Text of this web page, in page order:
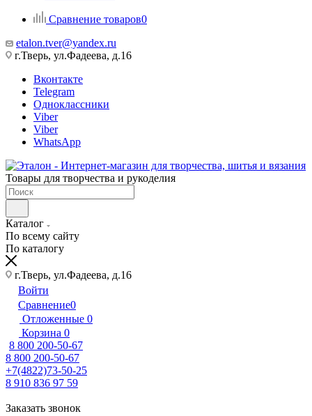
Сравнение товаров0
etalon.tver@yandex.ru
г.Тверь, ул.Фадеева, д.16
Вконтакте
Telegram
Одноклассники
Viber
Viber
WhatsApp
Товары для творчества и рукоделия
Каталог
По всему сайту
По каталогу
г.Тверь, ул.Фадеева, д.16
Войти
Сравнение0
Отложенные 0
Корзина 0
8 800 200-50-67
8 800 200-50-67
+7(4822)73-50-25
8 910 836 97 59
Заказать звонок